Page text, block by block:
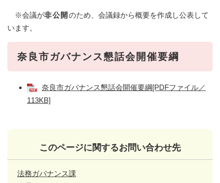
※会議が非公開 のため、会議録から概要を作成し公表して
います。
奈良市ガバナンス懇話会開催要綱
奈良市ガバナンス懇話会開催要綱[PDFファイル／
113KB]
このページに関するお問い合わせ先
法務ガバナンス課